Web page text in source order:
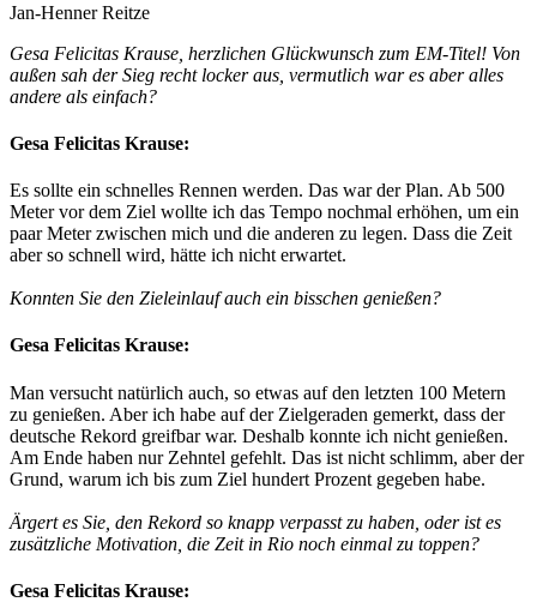
Jan-Henner Reitze
Gesa Felicitas Krause, herzlichen Glückwunsch zum EM-Titel! Von
außen sah der Sieg recht locker aus, vermutlich war es aber alles
andere als einfach?
Gesa Felicitas Krause:
Es sollte ein schnelles Rennen werden. Das war der Plan. Ab 500
Meter vor dem Ziel wollte ich das Tempo nochmal erhöhen, um ein
paar Meter zwischen mich und die anderen zu legen. Dass die Zeit
aber so schnell wird, hätte ich nicht erwartet.
Konnten Sie den Zieleinlauf auch ein bisschen genießen?
Gesa Felicitas Krause:
Man versucht natürlich auch, so etwas auf den letzten 100 Metern
zu genießen. Aber ich habe auf der Zielgeraden gemerkt, dass der
deutsche Rekord greifbar war. Deshalb konnte ich nicht genießen.
Am Ende haben nur Zehntel gefehlt. Das ist nicht schlimm, aber der
Grund, warum ich bis zum Ziel hundert Prozent gegeben habe.
Ärgert es Sie, den Rekord so knapp verpasst zu haben, oder ist es
zusätzliche Motivation, die Zeit in Rio noch einmal zu toppen?
Gesa Felicitas Krause: